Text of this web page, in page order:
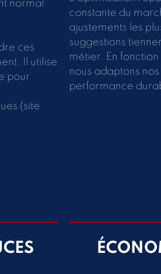
normal
ces
Il utilise
pour
(site
constante du
ajustements les
suggestions
métier. En
nous adaptons
performance